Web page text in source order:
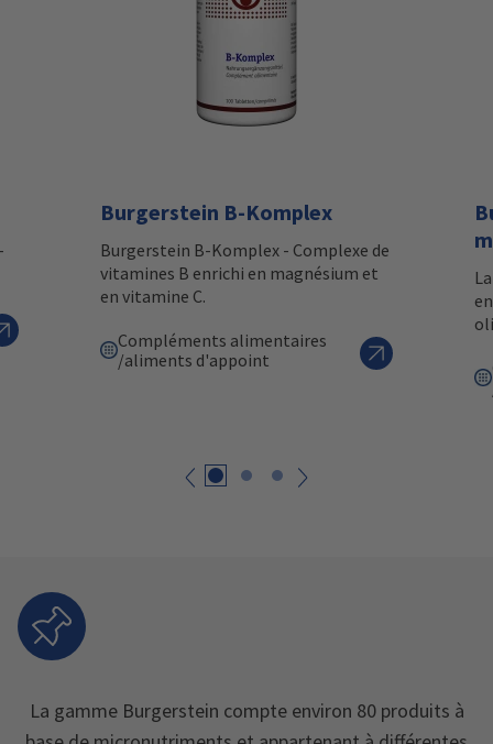
Burgerstein B-Komplex
Burgerstein B-Komplex - Complexe de
vitamines B enrichi en magnésium et
en vitamine C.
Compléments alimentaires
/aliments d'appoint
La gamme Burgerstein compte environ 80 produits à